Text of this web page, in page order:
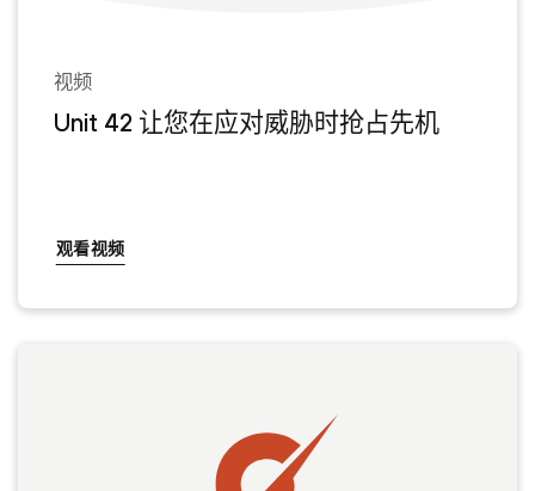
视频
Unit 42 让您在应对威胁时抢占先机
观看视频